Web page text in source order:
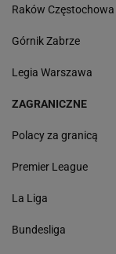
Raków Częstochowa
Górnik Zabrze
Legia Warszawa
ZAGRANICZNE
Polacy za granicą
Premier League
La Liga
Bundesliga